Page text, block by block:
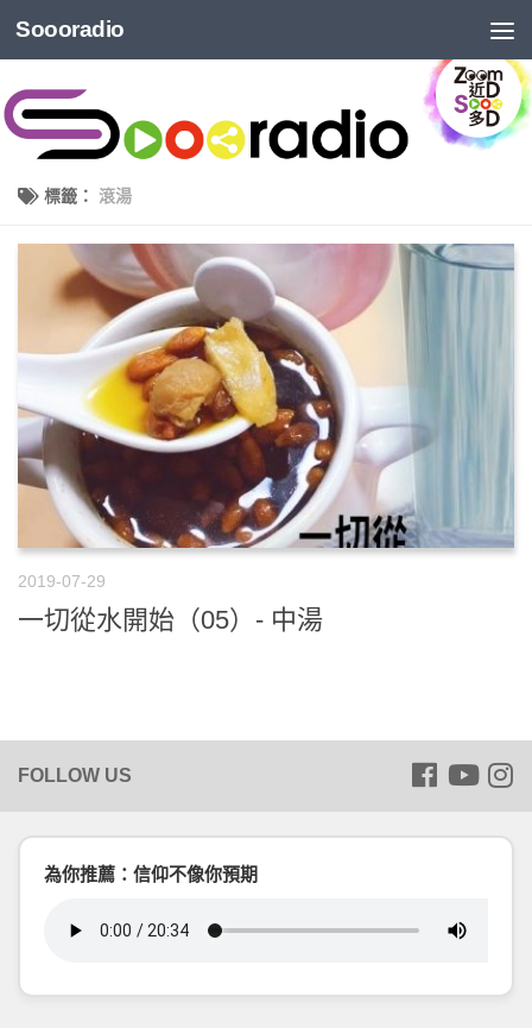
Soooradio
標籤： 滾湯
2019-07-29
一切從水開始（05）- 中湯
為你推薦：信仰不像你預期